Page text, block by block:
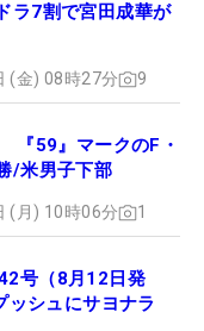
7割で宮田成華が
(金) 08時27分 9
『59』マークのF・
/米男子下部
(月) 10時06分 1
号（8月12日発
ッシュにサヨナラ